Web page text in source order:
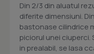
Din 2/3 din aluatul
diferite dimensiuni.
bastonase cilindrice
piciorul unei ciuperci.
in prealabil, se lasa